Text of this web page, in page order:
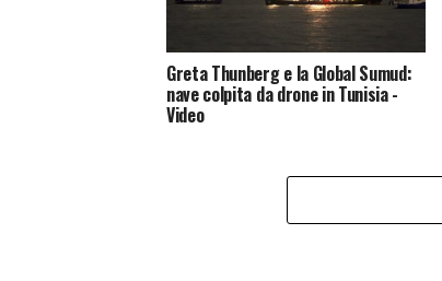
Greta Thunberg e la Global Sumud:
nave colpita da drone in Tunisia -
Video